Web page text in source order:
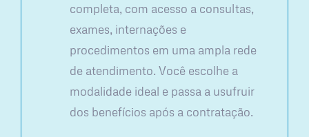
completa, com acesso a consultas,
exames, internações e
procedimentos em uma ampla rede
de atendimento. Você escolhe a
modalidade ideal e passa a usufruir
dos benefícios após a contratação.